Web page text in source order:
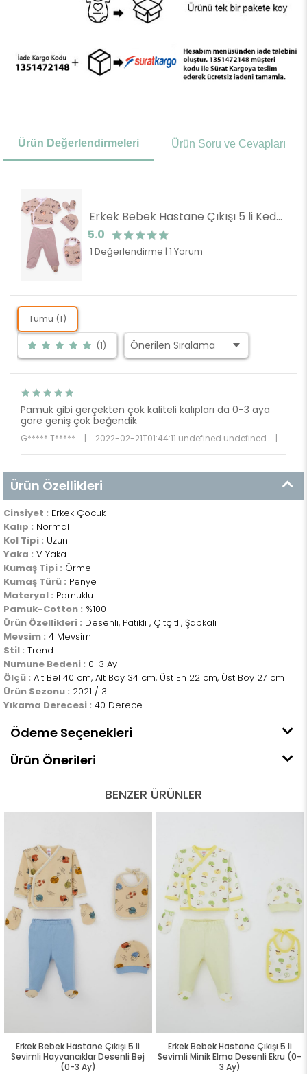
Ürün Değerlendirmeleri Ürün Soru ve Cevapları
Erkek Bebek Hastane Çıkışı 5 li Kedi Desenli Bej (0-3 Ay)
5.0
1 Değerlendirme | 1 Yorum
Tümü (1)
(1)
Pamuk gibi gerçekten çok kaliteli kalıpları da 0-3 aya
göre geniş çok beğendik
G***** T***** | 2022-02-21T01:44:11 undefined undefined |
Ürün Özellikleri
Cinsiyet : Erkek Çocuk
Kalıp : Normal
Kol Tipi : Uzun
Yaka : V Yaka
Kumaş Tipi : Örme
Kumaş Türü : Penye
Materyal : Pamuklu
Pamuk-Cotton : %100
Ürün Özellikleri : Desenli, Patikli , Çıtçıtlı, Şapkalı
Mevsim : 4 Mevsim
Stil : Trend
Numune Bedeni : 0-3 Ay
Ölçü : Alt Bel 40 cm, Alt Boy 34 cm, Üst En 22 cm, Üst Boy 27 cm
Ürün Sezonu : 2021 / 3
Yıkama Derecesi : 40 Derece
Ödeme Seçenekleri
Ürün Önerileri
BENZER ÜRÜNLER
Erkek Bebek Hastane Çıkışı 5 li
Sevimli Hayvancıklar Desenli Bej
(0-3 Ay)
Erkek Bebek Hastane Çıkışı 5 li
Sevimli Minik Elma Desenli Ekru (0-
3 Ay)